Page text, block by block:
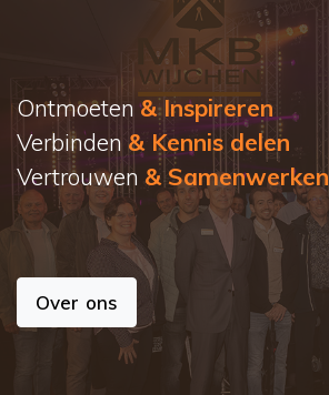
Ontmoeten & Inspireren
Verbinden & Kennis delen
Vertrouwen & Samenwerken
Over ons